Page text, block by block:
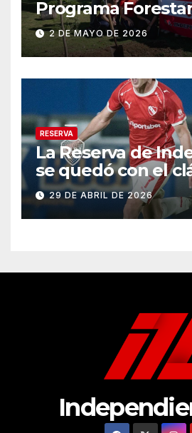
Programa
2 DE MAYO DE 2026
RESERVA
La Reserva de
se quedó con el
Boca
29 DE ABRIL DE 2026